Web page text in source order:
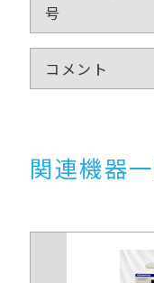
号
コメント
関連機器